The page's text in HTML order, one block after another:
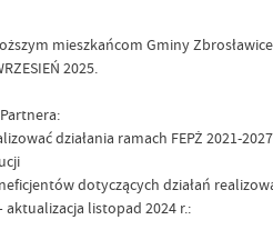
mieszkańcom Gminy
2025.
działania ramach FEPŻ 2021-
dotyczących działań
aktualizacja listopad 2024 r.: